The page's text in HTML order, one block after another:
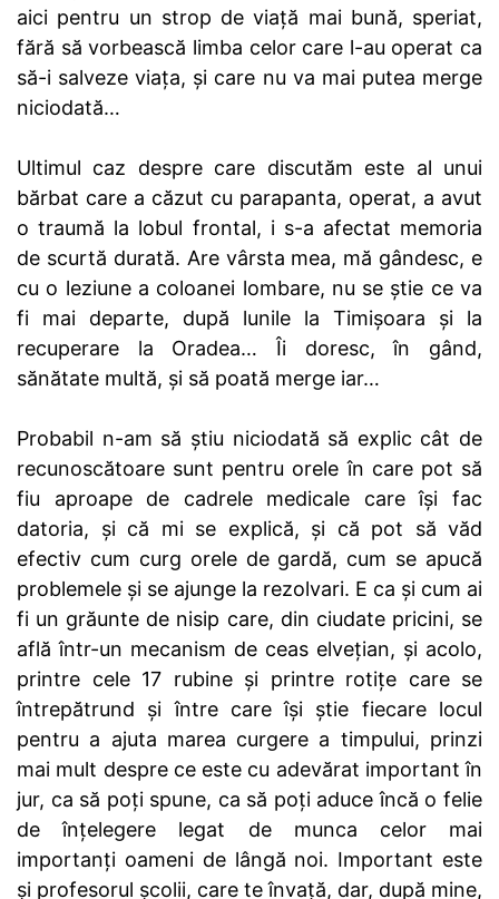
aici pentru un strop de viață mai bună, speriat,
fără să vorbească limba celor care l-au operat ca
să-i salveze viața, și care nu va mai putea merge
niciodată…
Ultimul caz despre care discutăm este al unui
bărbat care a căzut cu parapanta, operat, a avut
o traumă la lobul frontal, i s-a afectat memoria
de scurtă durată. Are vârsta mea, mă gândesc, e
cu o leziune a coloanei lombare, nu se știe ce va
fi mai departe, după lunile la Timișoara și la
recuperare la Oradea… Îi doresc, în gând,
sănătate multă, și să poată merge iar…
Probabil n-am să știu niciodată să explic cât de
recunoscătoare sunt pentru orele în care pot să
fiu aproape de cadrele medicale care își fac
datoria, și că mi se explică, și că pot să văd
efectiv cum curg orele de gardă, cum se apucă
problemele și se ajunge la rezolvari. E ca și cum ai
fi un grăunte de nisip care, din ciudate pricini, se
află într-un mecanism de ceas elvețian, și acolo,
printre cele 17 rubine și printre rotițe care se
întrepătrund și între care își știe fiecare locul
pentru a ajuta marea curgere a timpului, prinzi
mai mult despre ce este cu adevărat important în
jur, ca să poți spune, ca să poți aduce încă o felie
de înțelegere legat de munca celor mai
importanți oameni de lângă noi. Important este
și profesorul școlii, care te învață, dar, după mine,